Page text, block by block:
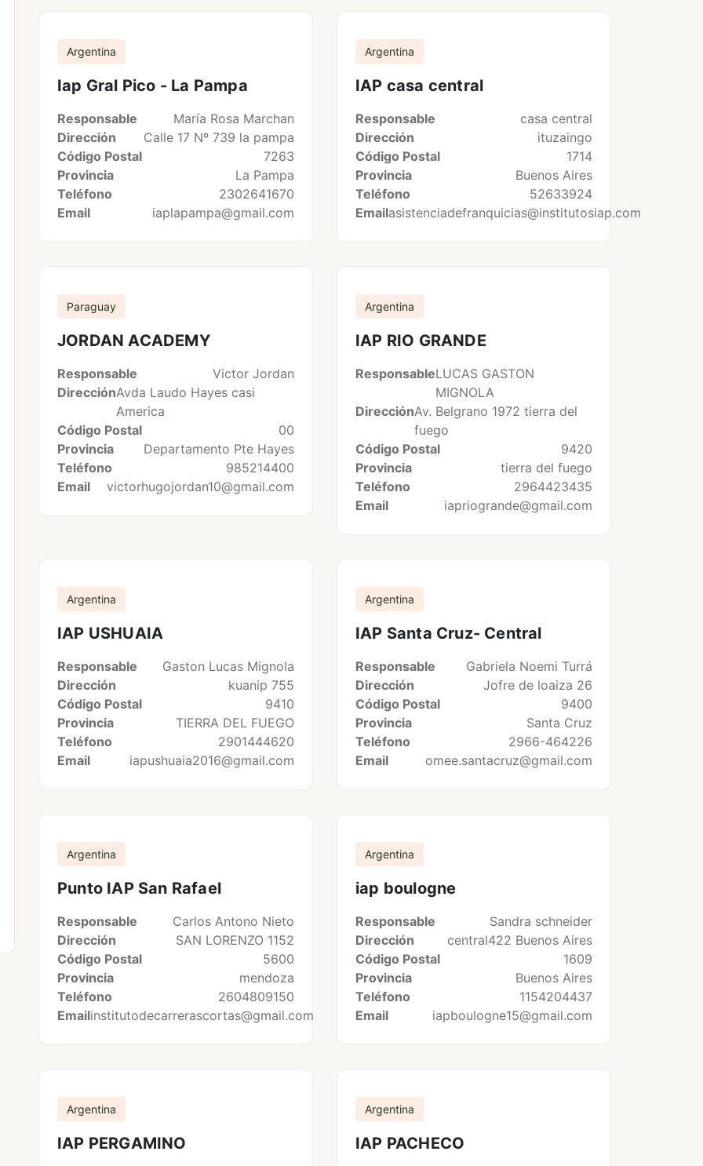
Argentina
Iap Gral Pico - La Pampa
Responsable
María Rosa Marchan
Dirección
Calle 17 Nº 739 la pampa
Código Postal
7263
Provincia
La Pampa
Teléfono
2302641670
Email
iaplapampa@gmail.com
Argentina
IAP casa central
Responsable
casa central
Dirección
ituzaingo
Código Postal
1714
Provincia
Buenos Aires
Teléfono
52633924
Emailasistenciadefranquicias@institutosiap.com
Paraguay
JORDAN ACADEMY
Responsable
Victor Jordan
DirecciónAvda Laudo Hayes casi
America
Código Postal
00
Provincia
Departamento Pte Hayes
Teléfono
985214400
Email
victorhugojordan10@gmail.com
Argentina
IAP RIO GRANDE
ResponsableLUCAS GASTON
MIGNOLA
DirecciónAv. Belgrano 1972 tierra del
fuego
Código Postal
9420
Provincia
tierra del fuego
Teléfono
2964423435
Email
iapriogrande@gmail.com
Argentina
IAP USHUAIA
Responsable
Gaston Lucas Mignola
Dirección
kuanip 755
Código Postal
9410
Provincia
TIERRA DEL FUEGO
Teléfono
2901444620
Email
iapushuaia2016@gmail.com
Argentina
IAP Santa Cruz- Central
Responsable
Gabriela Noemi Turrá
Dirección
Jofre de loaiza 26
Código Postal
9400
Provincia
Santa Cruz
Teléfono
2966-464226
Email
omee.santacruz@gmail.com
Argentina
Punto IAP San Rafael
Responsable
Carlos Antono Nieto
Dirección
SAN LORENZO 1152
Código Postal
5600
Provincia
mendoza
Teléfono
2604809150
Emailinstitutodecarrerascortas@gmail.com
Argentina
iap boulogne
Responsable
Sandra schneider
Dirección
central422 Buenos Aires
Código Postal
1609
Provincia
Buenos Aires
Teléfono
1154204437
Email
iapboulogne15@gmail.com
Argentina
IAP PERGAMINO
Argentina
IAP PACHECO